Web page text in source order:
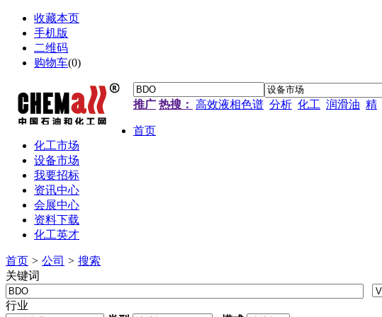
收藏本页
手机版
二维码
购物车(0)
推广 热搜： 高效液相色谱 分析 化工 润滑油 精
首页
化工市场
设备市场
我要招标
资讯中心
会展中心
资料下载
化工英才
首页 > 公司 > 搜索
关键词
行业